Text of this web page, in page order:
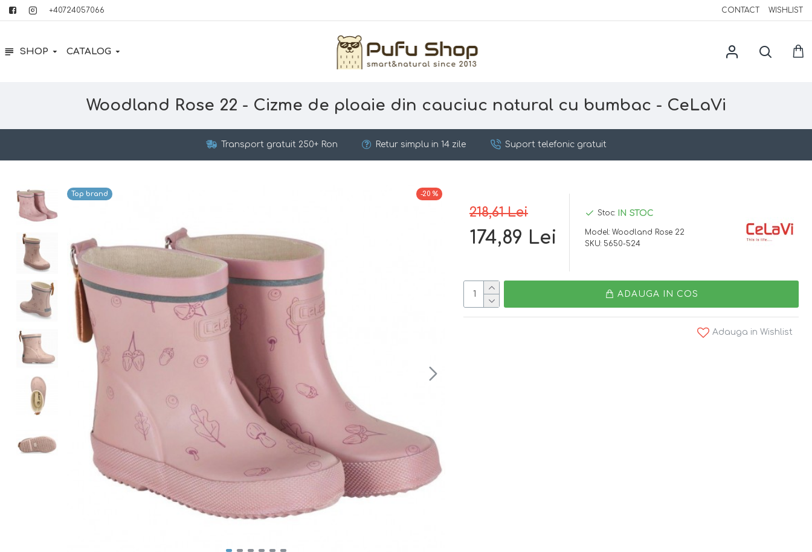
+40724057066 CONTACT WISHLIST
SHOP CATALOG
Woodland Rose 22 - Cizme de ploaie din cauciuc natural cu bumbac - CeLaVi
Transport gratuit 250+ Ron Retur simplu in 14 zile Suport telefonic gratuit
Top brand -20 %
218,61 Lei
174,89 Lei
Stoc: IN STOC
Model: Woodland Rose 22
SKU: 5650-524
ADAUGA IN COS
Adauga in Wishlist